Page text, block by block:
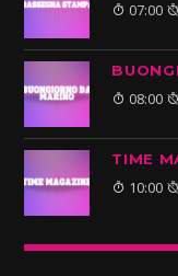
07:00
08:00
TIME
10:00